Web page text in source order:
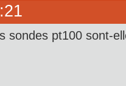
sondes pt100 sont-